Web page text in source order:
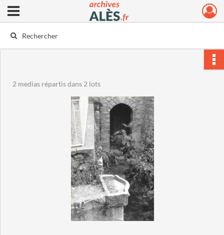
Archives municipales d'Alès
Ouvrir le menu déroulant
2 medias répartis dans 2 lots